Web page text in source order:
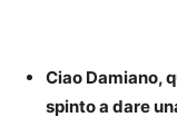
Ciao Damiano,
spinto a dare